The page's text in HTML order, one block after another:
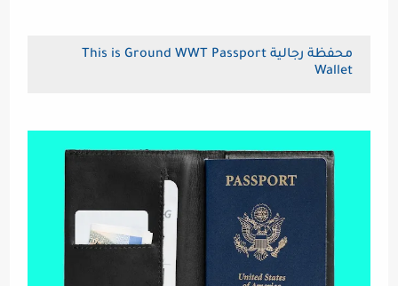
محفظة رجالية This is Ground WWT Passport
Wallet